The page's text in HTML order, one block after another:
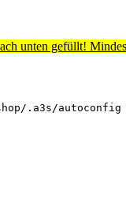
unten gefüllt!
.a3s/autoconfig